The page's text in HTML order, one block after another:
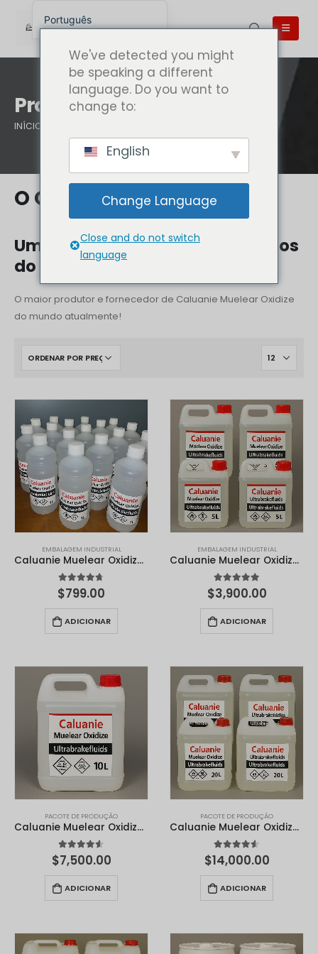
Produtos
INÍCIO
O QUE TEMOS
Uma seleção de vários tamanhos
do nosso produto
O maior produtor e fornecedor de Caluanie Muelear Oxidize
do mundo atualmente!
EMBALAGEM INDUSTRIAL
Caluanie Muelear Oxidize 1 Litro
4.67em 5
$799.00
ADICIONAR
EMBALAGEM INDUSTRIAL
Caluanie Muelear Oxidize - 5L
4.90em 5
$3,900.00
ADICIONAR
PACOTE DE PRODUÇÃO
Caluanie Muelear Oxidize - 10 litros
4.50em 5
$7,500.00
ADICIONAR
PACOTE DE PRODUÇÃO
Caluanie Muelear Oxidize - 20 litros
4.50 em 5
$14,000.00
ADICIONAR
We've detected you might
be speaking a different
language. Do you want to
change to:
English
Change Language
Close and do not switch
language
Português
English (UK)
English (Australia)
English (Canada)
English (New Zealand)
Беларуская мова
Deutsch
فارسی
Français du Canada
Türkçe
Қазақ тілі
Bahasa Indonesia
Slovenščina
日本語
Ελληνικά
नेपाली
Čeština
Русский
Română
Български
Dansk
Nederlands
Nederlands (België)
Кыргызча
Bahasa Melayu
ဗမာစာ